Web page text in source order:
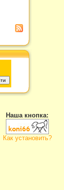
Наша кнопка:
Как установить?